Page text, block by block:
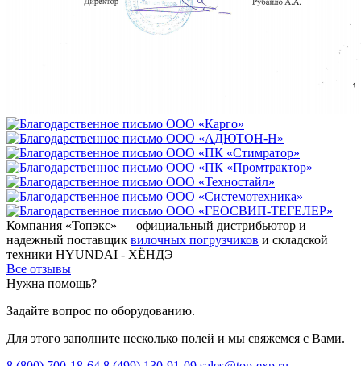
Компания «Топэкс» — официальный дистрибьютор и
надежный поставщик вилочных погрузчиков и складской
техники HYUNDAI - ХЁНДЭ
Все отзывы
Нужна помощь?
Задайте вопрос по оборудованию.
Для этого заполните несколько полей и мы свяжемся с Вами.